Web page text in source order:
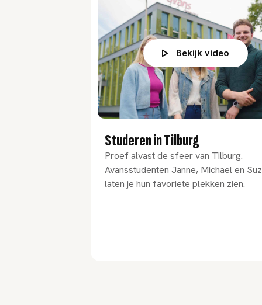
Bekijk video
Studeren in Tilburg
Proef alvast de sfeer van Tilburg.
Avansstudenten Janne, Michael en
laten je hun favoriete plekken zien.